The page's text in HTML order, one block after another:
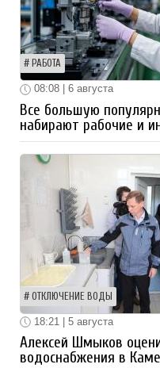
РАБОТА
08:08 | 6 августа
Все большую
набирают рабочие и
ОТКЛЮЧЕНИЕ ВОДЫ
18:21 | 5 августа
Алексей Шмыков
водоснабжения в